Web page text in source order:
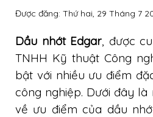
Được đăng: Thứ hai, 29 Tháng 7
Dầu nhớt Edgar, được
TNHH Kỹ thuật Công
bật với nhiều ưu điểm
công nghiệp. Dưới đây
về ưu điểm của dầu